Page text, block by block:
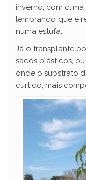
inverno, com
lembrando que é
numa estufa.
Já o transplante
sacos plásticos,
onde o substrato
curtido, mais